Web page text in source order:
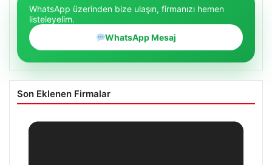
WhatsApp üzerinden bize ulaşın, firmanızı hemen
listeleyelim.
WhatsApp Mesaj
Son Eklenen Firmalar